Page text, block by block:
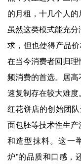
的月租，十几个人的
虽然这类模式能充
求，但也使得产品价
在当今消费者回归
频消费的首选。居
速复制存在较大难度。
红花饼店的创始团
面包胚等技术性生
和造型抹料。这一
炉”的品质和口感，